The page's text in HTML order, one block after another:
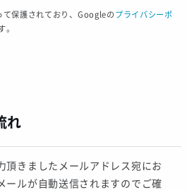
て保護されており、Googleの プライバシーポ
。
れ
頂きましたメールアドレス宛にお
ールが自動送信されますのでご確